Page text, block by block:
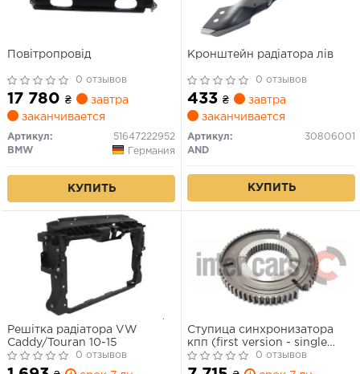
Повітропровід
0 отзывов
17 780 ₴
завтра
заканчивается
Артикул:
51647222952
BMW
Германия
КУПИТЬ
Кронштейн радіатора лів
0 отзывов
433 ₴
завтра
заканчивается
Артикул:
30806001
AND
КУПИТЬ
Решітка радіатора VW
Caddy/Touran 10-15
0 отзывов
Ступица синхронизатора
кпп (first version - single
cone)
0 отзывов